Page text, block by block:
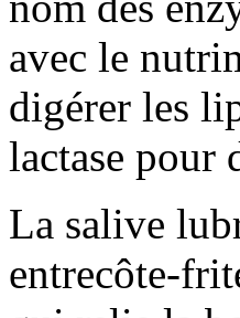
avec le
digérer les
lactase pour
La salive
entrecôte-